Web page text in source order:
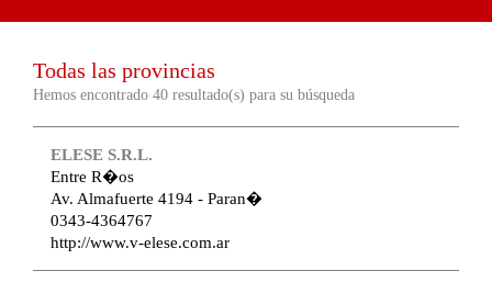
Todas las provincias
Hemos encontrado 40 resultado(s) para su búsqueda
ELESE S.R.L.
Entre R�os
Av. Almafuerte 4194 - Paran�
0343-4364767
http://www.v-elese.com.ar